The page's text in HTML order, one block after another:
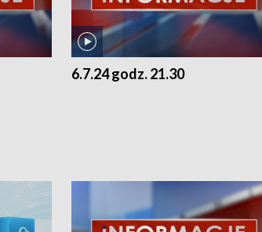
6.7.24 godz. 21.30